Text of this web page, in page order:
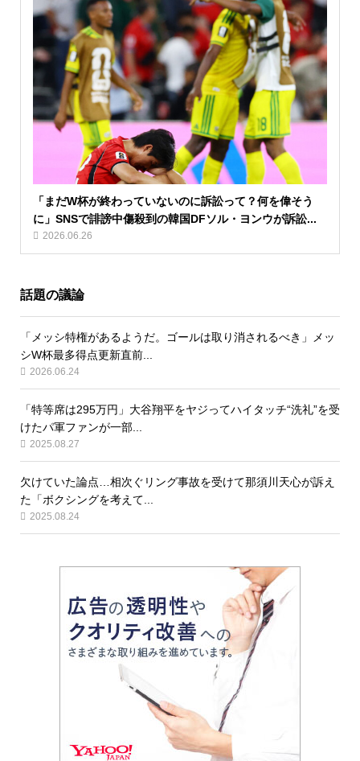
「まだW杯が終わっていないのに訴訟って？何を偉そう
に」SNSで誹謗中傷殺到の韓国DFソル・ヨンウが訴訟...
2026.06.26
話題の議論
「メッシ特権があるようだ。ゴールは取り消されるべき」メッ
シW杯最多得点更新直前...
2026.06.24
「特等席は295万円」大谷翔平をヤジってハイタッチ“洗礼”を受
けたパ軍ファンが一部...
2025.08.27
欠けていた論点…相次ぐリング事故を受けて那須川天心が訴え
た「ボクシングを考えて...
2025.08.24